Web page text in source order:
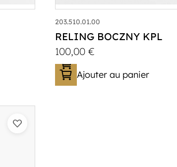
203.510.01.00
RELING BOCZNY KPL
100,00 €
Ajouter au panier